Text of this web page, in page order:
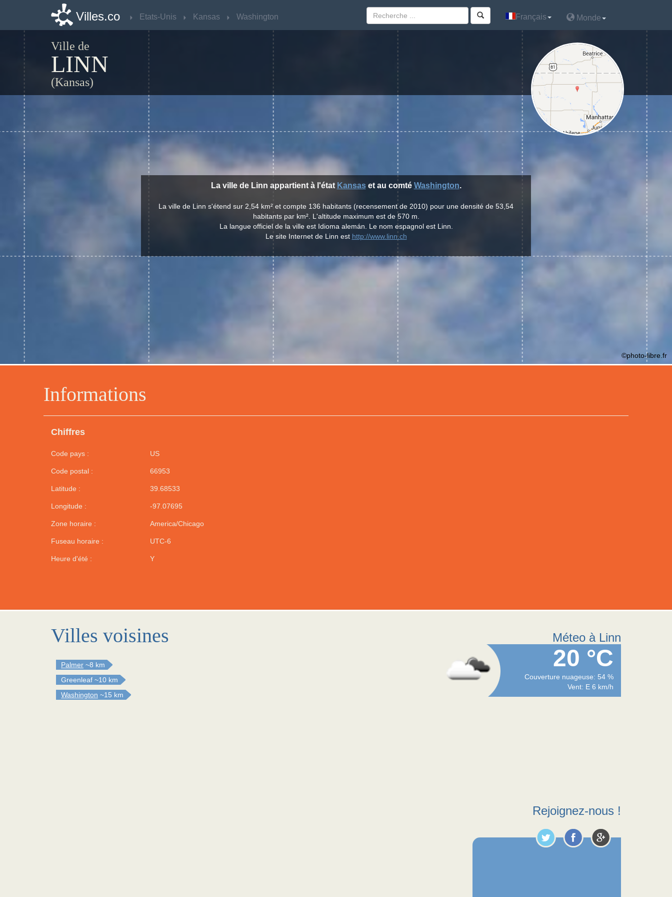
Villes.co Etats-Unis Kansas Washington Français Monde
Ville de
LINN
(Kansas)
Informations
Chiffres
Code pays : US
Code postal : 66953
Latitude : 39.68533
Longitude : -97.07695
Zone horaire : America/Chicago
Fuseau horaire : UTC-6
Heure d'été : Y
La ville de Linn appartient à l'état Kansaset au comté Washington.
La ville de Linn s'étend sur 2,54 km² et compte 136 habitants (recensement de 2010) pour une densité de 53,54
habitants par km². L'altitude maximum est de 570 m.
La langue officiel de la ville est Idioma alemán. Le nom espagnol est Linn.
Le site Internet de Linn est http://www.linn.ch
©photo-libre.fr
Villes voisines
Palmer ~8 km
Greenleaf ~10 km
Washington ~15 km
Méteo à Linn
20 °C
Couverture nuageuse: 54 %
Vent: E 6 km/h
Rejoignez-nous !
Villes.co Etats-Unis Kansas Washington Français Monde